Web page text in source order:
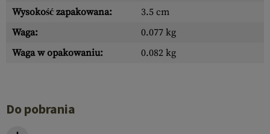
Wysokość zapakowana:
3.5 cm
Waga:
0.077 kg
Waga w opakowaniu:
0.082 kg
Do pobrania